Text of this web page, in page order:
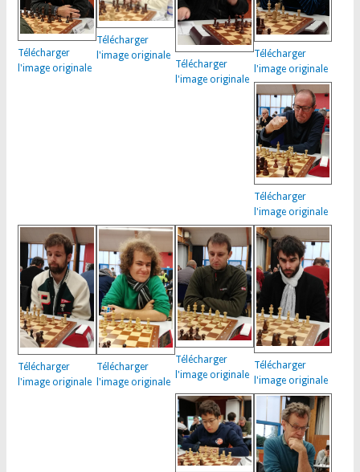
Télécharger
l'image originale
Télécharger
l'image originale
Télécharger
l'image originale
Télécharger
l'image originale
Télécharger
l'image originale
Télécharger
l'image originale
Télécharger
l'image originale
Télécharger
l'image originale
Télécharger
l'image originale